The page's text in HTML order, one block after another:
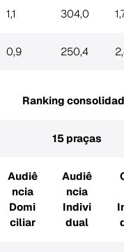
1,1 304,0
0,9 250,4
Ranking
15 praças
Audiê
ncia
Domi
ciliar
Audiê
ncia
Indivi
dual